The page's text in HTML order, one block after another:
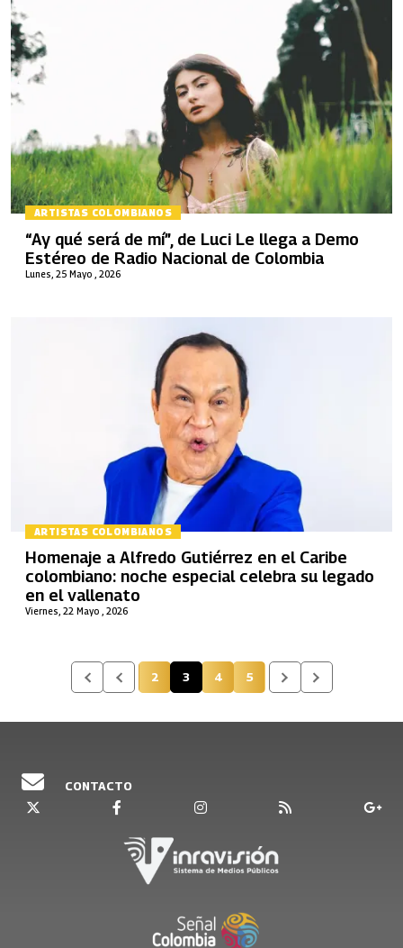
ARTISTAS COLOMBIANOS
Lunes, 25 Mayo , 2026
“Ay qué será de mí”, de Luci Le llega a Demo
Estéreo de Radio Nacional de Colombia
ARTISTAS COLOMBIANOS
Viernes, 22 Mayo , 2026
Homenaje a Alfredo Gutiérrez en el Caribe
colombiano: noche especial celebra su legado
en el vallenato
Página
2 Página actual
3 Página
4 Página
5
CONTACTO